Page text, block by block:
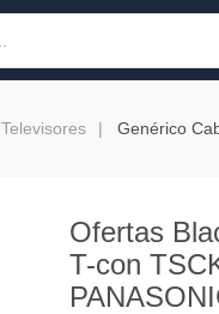
Televisores Genérico
Ofertas
T-con